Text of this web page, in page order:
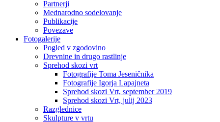
Partnerji
Mednarodno sodelovanje
Publikacije
Povezave
Fotogalerije
Pogled v zgodovino
Drevnine in drugo rastlinje
Sprehod skozi vrt
Fotografije Toma Jeseničnika
Fotografije Igorja Lapajneta
Sprehod skozi Vrt, september 2019
Sprehod skozi Vrt, julij 2023
Razglednice
Skulpture v vrtu